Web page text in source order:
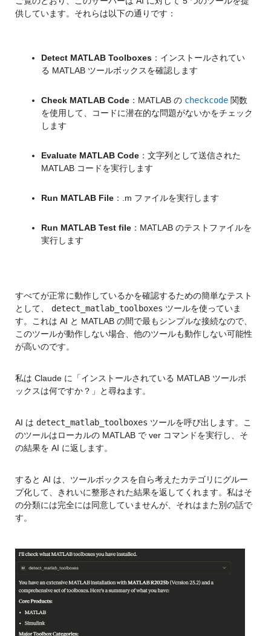
供しています。それらは以下の通りです：
Detect MATLAB Toolboxes：インストールされてい
る MATLAB ツールボックスを確認します
Check MATLAB Code：MATLAB の checkcode 関数
を使用して、コードに潜在的な問題がないかをチェック
します
Evaluate MATLAB Code：文字列として送信された
MATLAB コードを実行します
Run MATLAB File：.m ファイルを実行します
Run MATLAB Test file：MATLAB のテストファイルを
実行します
すべてが正常に動作しているかを確認するための簡単なテスト
として、 detect_matlab_toolboxes ツールを使っていま
す。これは AI と MATLAB の間で最もシンプルな接続なので、
このツールが動作しない場合、他のツールも動作しない可能性
が高いのです。
私は Claude に「インストールされている MATLAB ツールボ
ックスは何ですか？」と尋ねます。
AI は detect_matlab_toolboxes ツールを呼び出します。こ
のツールはローカルの MATLAB で ver コマンドを実行し、そ
の結果を AI に返します。
すると AI は、ツールボックスを自ら考えたカテゴリにグルー
プ化して、きれいに整形された結果を返してくれます。私はそ
の分類には完全には同意していませんが、それはまた別の話で
す。